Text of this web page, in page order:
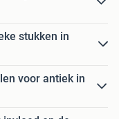
stukken in
voor antiek in